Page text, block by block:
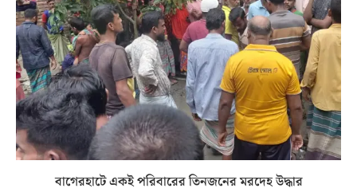
বাগেরহাটে একই পরিবারের তিনজনের মরদেহ উদ্ধার